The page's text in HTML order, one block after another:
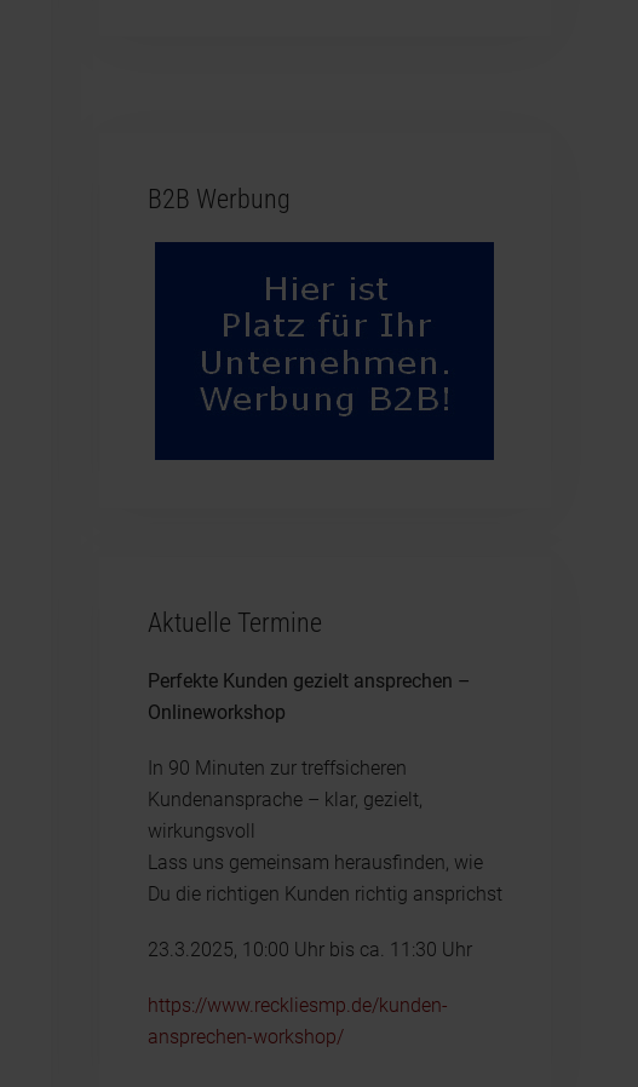
B2B Werbung
Aktuelle Termine
Perfekte Kunden gezielt ansprechen –
Onlineworkshop
In 90 Minuten zur treffsicheren
Kundenansprache – klar, gezielt,
wirkungsvoll
Lass uns gemeinsam herausfinden, wie
Du die richtigen Kunden richtig ansprichst
23.3.2025, 10:00 Uhr bis ca. 11:30 Uhr
https://www.reckliesmp.de/kunden-
ansprechen-workshop/